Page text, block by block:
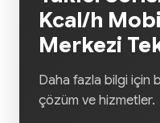
Kcal/h
Merkezi
Daha fazla bilgi için
çözüm ve hizmetler.